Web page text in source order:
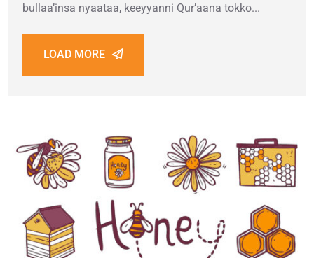
bullaa’insa nyaataa, keeyyanni Qur’aana tokko...
LOAD MORE